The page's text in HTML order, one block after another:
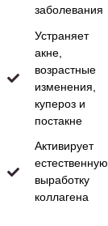
заболевания
Устраняет
акне,
возрастные
изменения,
купероз и
постакне
Активирует
естественную
выработку
коллагена